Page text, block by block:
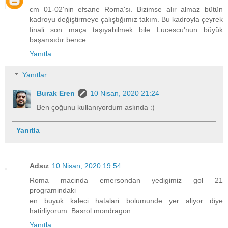
cm 01-02'nin efsane Roma'sı. Bizimse alır almaz bütün
kadroyu değiştirmeye çalıştığımız takım. Bu kadroyla çeyrek
finali son maça taşıyabilmek bile Lucescu'nun büyük
başarısıdır bence.
Yanıtla
Yanıtlar
Burak Eren
10 Nisan, 2020 21:24
Ben çoğunu kullanıyordum aslında :)
Yanıtla
Adsız 10 Nisan, 2020 19:54
Roma macinda emersondan yedigimiz gol 21
programindaki
en buyuk kaleci hatalari bolumunde yer aliyor diye
hatirliyorum. Basrol mondragon..
Yanıtla